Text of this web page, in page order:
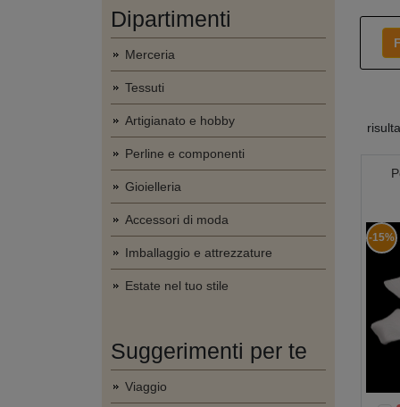
Dipartimenti
Merceria
Tessuti
Artigianato e hobby
Perline e componenti
Gioielleria
Accessori di moda
Imballaggio e attrezzature
Estate nel tuo stile
Suggerimenti per te
Viaggio
-15%